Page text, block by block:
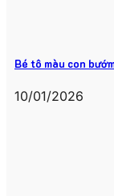
Bé tô màu con
10/01/2026